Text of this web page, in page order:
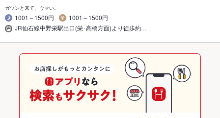
ガツンと来て、ウマい。
1001～1500円
1001～1500円
JR仙石線中野栄駅出口(栄･高橋方面)より徒歩約…